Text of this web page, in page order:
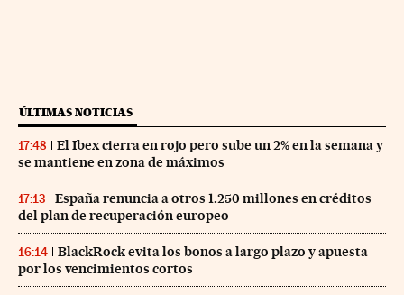
ÚLTIMAS NOTICIAS
17:48
El Ibex cierra en rojo pero sube un 2% en la semana y
se mantiene en zona de máximos
17:13
España renuncia a otros 1.250 millones en créditos
del plan de recuperación europeo
16:14
BlackRock evita los bonos a largo plazo y apuesta
por los vencimientos cortos